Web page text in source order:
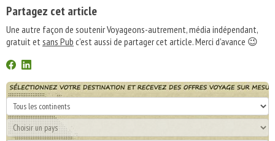
Partagez cet article
Une autre façon de soutenir Voyageons-autrement, média indépendant,
gratuit etsans Pub c'est aussi de partager cet article. Merci d'avance 😉